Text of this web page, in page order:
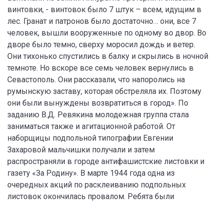
винтовки, - винтовок было 7 штук – всем, идущим в
лес. Гранат и патронов было достаточно… они, все 7
человек, вышли вооруженные по одному во двор. Во
дворе было темно, сверху моросил дождь и ветер.
Они тихонько спустились в балку и скрылись в ночной
темноте. Но вскоре все семь человек вернулись в
Севастополь. Они рассказали, что напоролись на
румынскую заставу, которая обстреляла их. Поэтому
они были вынуждены возвратиться в город». По
заданию В.Д. Ревякина молодежная группа стала
заниматься также и агитационной работой. От
наборщицы подпольной типографии Евгении
Захаровой мальчишки получали и затем
распространяли в городе антифашистские листовки и
газету «За Родину». В марте 1944 года одна из
очередных акций по расклеиванию подпольных
листовок окончилась провалом. Ребята были